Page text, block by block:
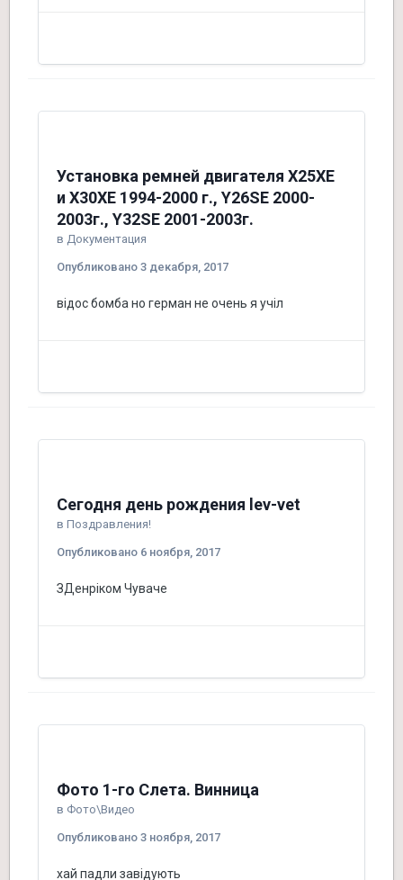
Установка ремней двигателя X25XE
и X30XE 1994-2000 г., Y26SE 2000-
2003г., Y32SE 2001-2003г.
в Документация
Опубликовано 3 декабря, 2017
відос бомба но герман не очень я учіл
Сегодня день рождения lev-vet
в Поздравления!
Опубликовано 6 ноября, 2017
ЗДенріком Чуваче
Фото 1-го Слета. Винница
в Фото\Видео
Опубликовано 3 ноября, 2017
хай падли завідують